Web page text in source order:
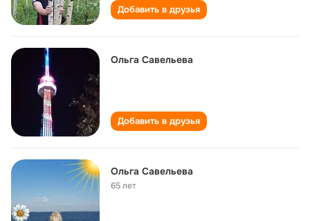
Добавить в друзья
Ольга Савельева
Добавить в друзья
Ольга Савельева
65 лет